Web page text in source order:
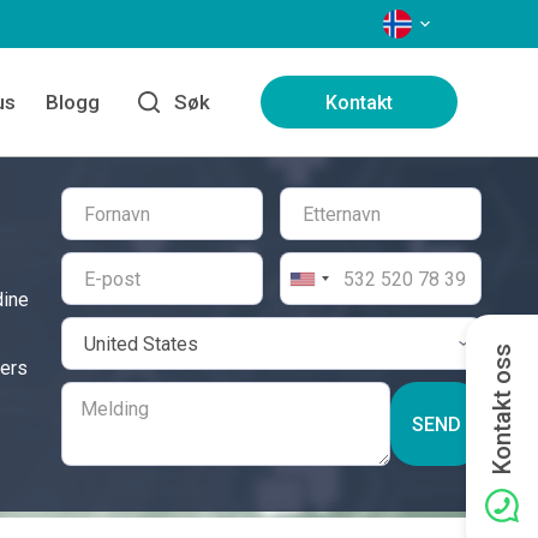
SPRÅK
Blogg Søk Kontakt
SEND Kontakt oss